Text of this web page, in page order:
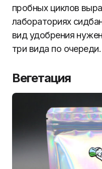
пробных циклов
лабораториях
вид удобрения
три вида по очереди.
Вегетация